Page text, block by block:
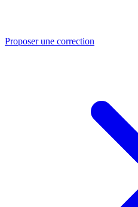
Proposer une correction